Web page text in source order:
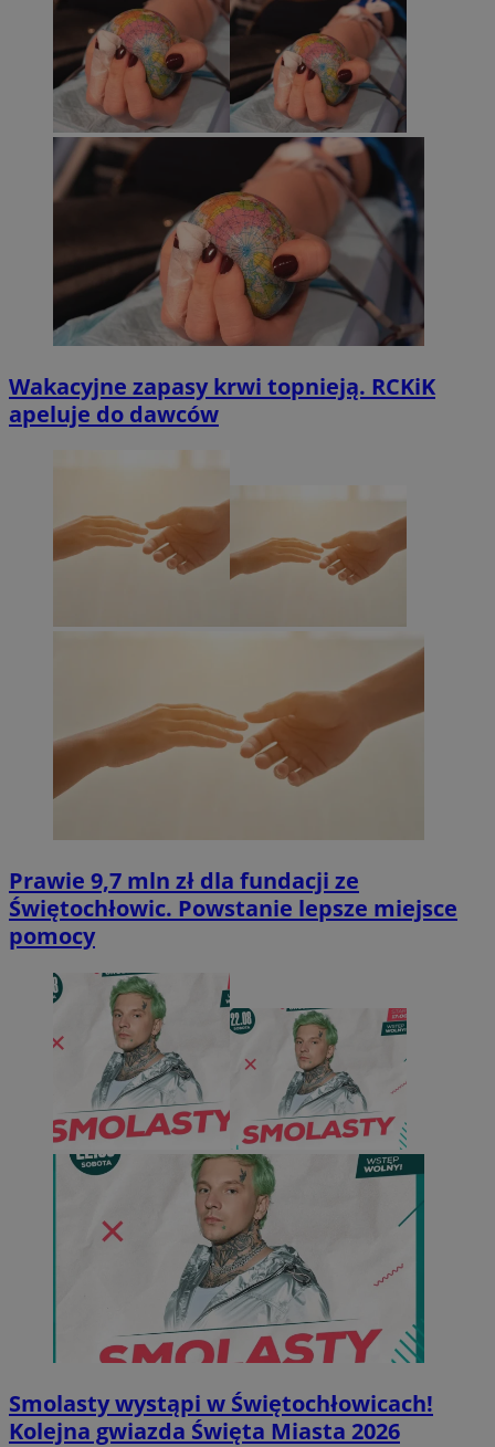
Wakacyjne zapasy krwi topnieją. RCKiK
apeluje do dawców
Prawie 9,7 mln zł dla fundacji ze
Świętochłowic. Powstanie lepsze miejsce
pomocy
Smolasty wystąpi w Świętochłowicach!
Kolejna gwiazda Święta Miasta 2026